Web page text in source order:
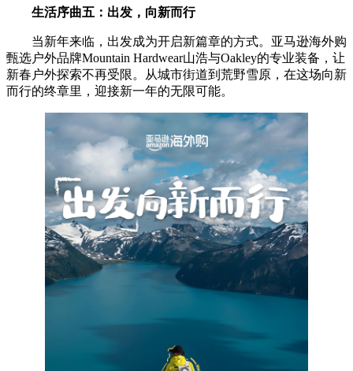
生活序曲五： 出发，向新而行
当新年来临，出发成为开启新篇章的方式。亚马逊海外购
甄选户外品牌Mountain Hardwear山浩与Oakley的专业装备，让
新春户外探索不再受限。从城市街道到荒野雪原，在这场向新
而行的终章里，迎接新一年的无限可能。